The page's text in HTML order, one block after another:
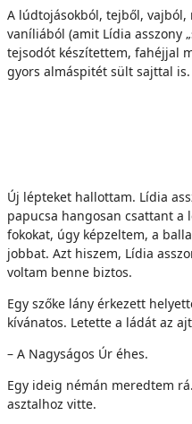
A lúdtojásokból, tejből,
vaníliából (amit Lídia asszony
tejsodót készítettem, fahéjjal
gyors almáspitét sült sajttal is.
Új lépteket hallottam. Lídia
papucsa hangosan csattant a
fokokat, úgy képzeltem, a
jobbat. Azt hiszem, Lídia
voltam benne biztos.
Egy szőke lány érkezett
kívánatos. Letette a ládát az
– A Nagyságos Úr éhes.
Egy ideig némán meredtem
asztalhoz vitte.